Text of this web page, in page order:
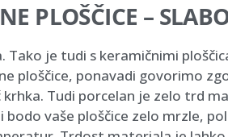
PLOŠČICE –
Tako je tudi s keramičnimi
ploščice, ponavadi govorimo
Tudi porcelan je zelo trd
vaše ploščice zelo mrzle,